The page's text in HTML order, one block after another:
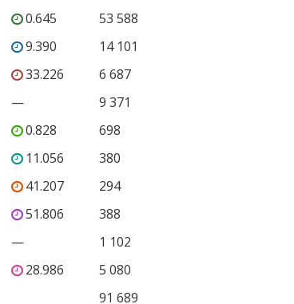
0.645
53 588
9.390
14 101
33.226
6 687
—
9 371
0.828
698
11.056
380
41.207
294
51.806
388
—
1 102
28.986
5 080
91 689